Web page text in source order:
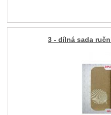
3 - dílná sada